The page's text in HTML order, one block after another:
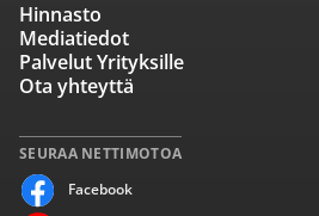
SEURAA NETTIMOTOA
Facebook
Hinnasto
Mediatiedot
Palvelut Yrityksille
Ota yhteyttä